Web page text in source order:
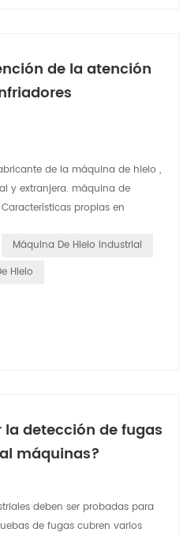
de la atención
de la máquina de hielo ,
y extranjera. máquina de
propias en
Máquina De Hielo Industrial
Hielo
la detección de fugas
máquinas?
deben ser probadas para
de fugas cubren varios